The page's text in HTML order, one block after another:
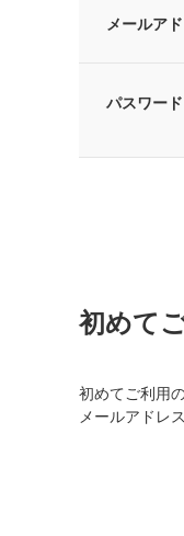
メールア
パスワード
初めて
初めてご利用
メールアドレ